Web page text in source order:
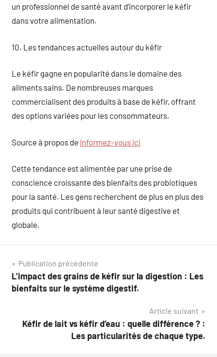
un professionnel de santé avant d’incorporer le kéfir
dans votre alimentation.
10. Les tendances actuelles autour du kéfir
Le kéfir gagne en popularité dans le domaine des
aliments sains. De nombreuses marques
commercialisent des produits à base de kéfir, offrant
des options variées pour les consommateurs.
Source à propos de Informez-vous ici
Cette tendance est alimentée par une prise de
conscience croissante des bienfaits des probiotiques
pour la santé. Les gens recherchent de plus en plus des
produits qui contribuent à leur santé digestive et
globale.
Navigation
de
Publication précédente
L’impact des grains de kéfir sur la digestion : Les
bienfaits sur le système digestif.
Article suivant
Kéfir de lait vs kéfir d’eau : quelle différence ? :
Les particularités de chaque type.